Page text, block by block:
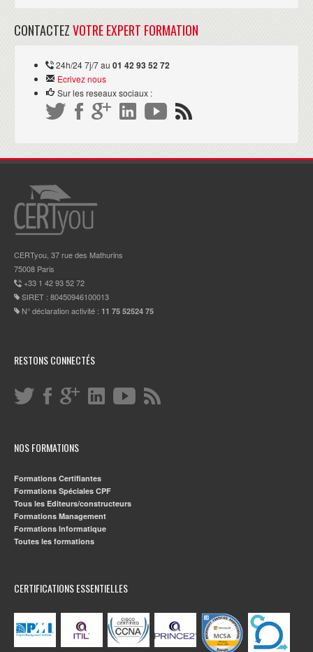
CONTACTEZVOTRE EXPERT FORMATION
24h/24 7j/7 au 01 42 93 52 72
Ecrivez nous
Sur les reseaux sociaux :
CERTyou, 37 rue des Mathurins
75008 Paris
+33 1 42 93 52 72
SIRET : 80450946100013
N° déclaration activité : 11 75 52524 75
RESTONS CONNECTÉS
NOS FORMATIONS
Formations Certifiantes
Formations Spéciales CPF
Tous les Editeurs/constructeurs
Formations Management
Formations Informatique
Toutes les formations
CERTIFICATIONS ESSENTIELLES